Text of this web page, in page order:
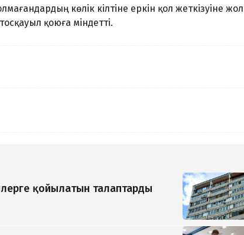
көлік кілтіне еркін қол жеткізуіне жол
қоюға міндетті.
қойылатын талаптарды